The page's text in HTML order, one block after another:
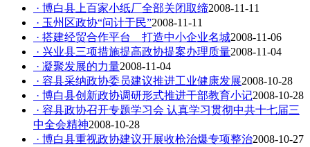
· 博白县上百家小纸厂全部关闭取缔2008-11-11
· 玉州区政协“问计于民”2008-11-11
· 搭建经贸合作平台 打造中小企业名城2008-11-06
· 兴业县三项措施提高政协提案办理质量2008-11-04
· 凝聚发展的力量2008-11-04
· 容县采纳政协委员建议推进工业健康发展2008-10-28
· 博白县创新政协调研形式推进干部教育小记2008-10-28
· 容县政协召开专题学习会 认真学习贯彻中共十七届三
中全会精神2008-10-28
· 博白县重视政协建议开展收枪治爆专项整治2008-10-27